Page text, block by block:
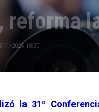
reforma
11/2025 18:30
la 31º